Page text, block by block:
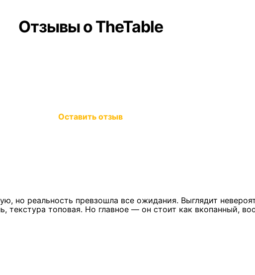
Отзывы о TheTable
Оставить отзыв
но реальность превзошла все ожидания. Выглядит
текстура топовая. Но главное — он стоит как вкопанный,